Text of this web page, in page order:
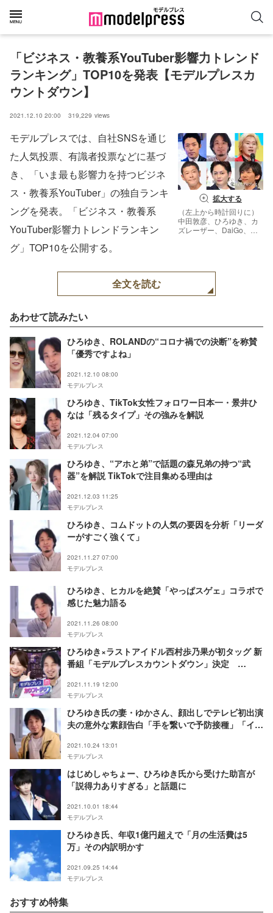
「ビジネス・教養系YouTuber影響力トレンド
ランキング」TOP10を発表【モデルプレスカ
ウントダウン】
2021.12.10 20:00 319,229 views
拡大する
（左上から時計回りに）
中田敦彦、ひろゆき、カ
ズレーザー、DaiGo、三
モデルプレスでは、自社SNSを通じ
た人気投票、有識者投票などに基づ
き、「いま最も影響力を持つビジネ
ス・教養系YouTuber」の独自ランキ
ングを発表。「ビジネス・教養系
YouTuber影響力トレンドランキン
グ」TOP10を公開する。
全文を読む
あわせて読みたい
ひろゆき、ROLANDの“コロナ禍での決断”を称賛
「優秀ですよね」
2021.12.10 08:00
モデルプレス
ひろゆき、TikTok女性フォロワー日本一・景井ひ
なは「残るタイプ」その強みを解説
2021.12.04 07:00
モデルプレス
ひろゆき、“アホと弟”で話題の森兄弟の持つ“武
器”を解説 TikTokで注目集める理由は
2021.12.03 11:25
モデルプレス
ひろゆき、コムドットの人気の要因を分析「リーダ
ーがすごく強くて」
2021.11.27 07:00
モデルプレス
ひろゆき、ヒカルを絶賛「やっぱスゲェ」コラボで
感じた魅力語る
2021.11.26 08:00
モデルプレス
ひろゆき×ラストアイドル西村歩乃果が初タッグ 新
番組「モデルプレスカウントダウン」決定
ランキングを発表
2021.11.19 12:00
モデルプレス
ひろゆき氏の妻・ゆかさん、顔出しでテレビ初出演
夫の意外な素顔告白「手を繋いで予防接種」「イメ
2021.10.24 13:01
モデルプレス
はじめしゃちょー、ひろゆき氏から受けた助言が
「説得力ありすぎる」と話題に
2021.10.01 18:44
モデルプレス
ひろゆき氏、年収1億円超えで「月の生活費は5
万」その内訳明かす
2021.09.25 14:44
モデルプレス
おすすめ特集